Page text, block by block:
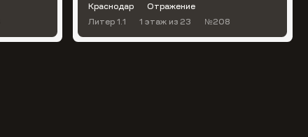
Краснодар
Отражение
Литер 1.1
1 этаж из 23 №208